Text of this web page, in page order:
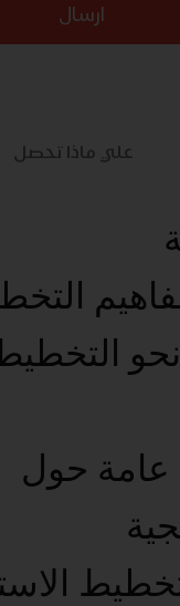
ارسال
علي ماذا تحصل
نحو
عامة حول